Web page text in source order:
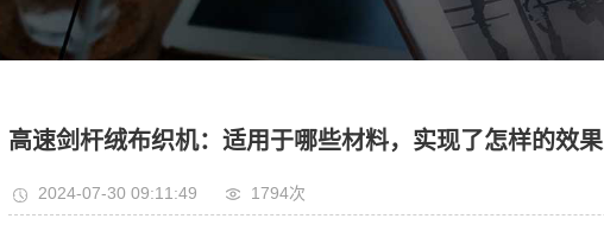
高速剑杆绒布织机：适用于哪些材料，实现了怎样的效果
2024-07-30 09:11:49 1794次